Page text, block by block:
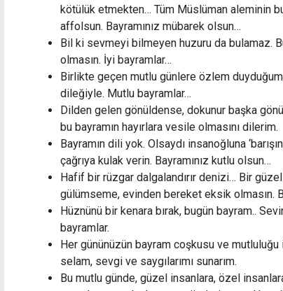
kötülük etmekten… Tüm Müslüman aleminin
affolsun. Bayramınız mübarek olsun…
Bil ki sevmeyi bilmeyen huzuru da bulamaz.
olmasın. İyi bayramlar…
Birlikte geçen mutlu günlere özlem
dileğiyle. Mutlu bayramlar…
Dilden gelen gönüldense, dokunur başka
bu bayramın hayırlara vesile olmasını dilerim.
Bayramın dili yok. Olsaydı insanoğluna
çağrıya kulak verin. Bayramınız kutlu olsun…
Hafif bir rüzgar dalgalandırır denizi… Bir
gülümseme, evinden bereket eksik olmasın.
Hüznünü bir kenara bırak, bugün bayram..
bayramlar.
Her gününüzün bayram coşkusu ve
selam, sevgi ve saygılarımı sunarım.
Bu mutlu günde, güzel insanlara, özel